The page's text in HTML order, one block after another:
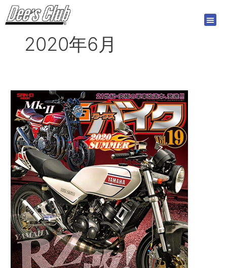
を
2020年6月
G-
WORKS
バ
イ
ク
Vol.19
2020
SUMMER
2020
年
6
月
27
日
発
売